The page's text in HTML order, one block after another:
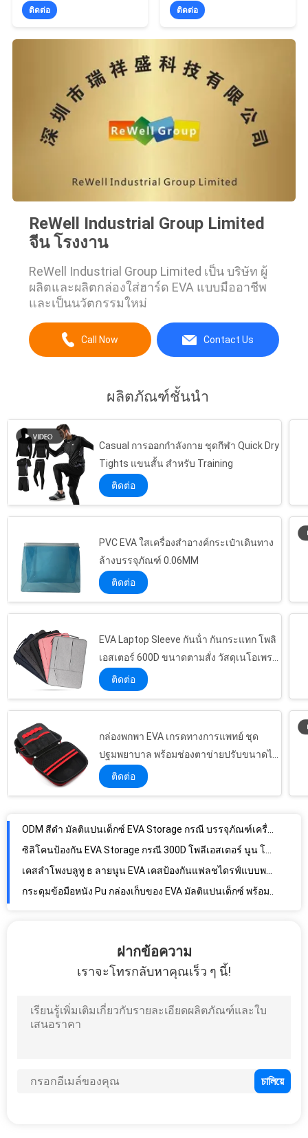
ติดต่อ
หนักเบาและทนทาน
ติดต่อ
ReWell Industrial Group Limited
จีน โรงงาน
ReWell Industrial Group Limited เป็น บริษัท ผู้
ผลิตและผลิตกล่องใส่ฮาร์ด EVA แบบมืออาชีพ
และเป็นนวัตกรรมใหม่
Call Now Contact Us
ผลิตภัณฑ์ชั้นนำ
Casual การออกกำลังกาย ชุดกีฬา Quick Dry
Tights แขนสั้น สำหรับ Training
ติดต่อ
PVC EVA ใสเครื่องสำอางค์กระเป๋าเดินทาง
ล้างบรรจุภัณฑ์ 0.06MM
ติดต่อ
EVA Laptop Sleeve กันน้ํา กันกระแทก โพลิ
เอสเตอร์ 600D ขนาดตามสั่ง วัสดุเนโอเพรน
พร้อมกระเป๋าซิปสําหรับ MacBook Air 13 นิ้ว
ติดต่อ
กล่องพกพา EVA เกรดทางการแพทย์ ชุด
ปฐมพยาบาล พร้อมช่องตาข่ายปรับขนาดได้
และสายรัดยางยืดสำหรับจัดระเบียบ
ติดต่อ
เคสลำโพงบลูทู ธ ลายนูน EVA เคสป้องกันแฟลชไดรฟ์แบบพกพา
OEM กันน้ำ Zipper EVA หูฟังเคส 1680D โพลีเอสเตอร์กันกลิ่น
เคสกล้อง EVA ลายนูนสีขาวป้องกันซิปโพลีเอสเตอร์ 600D
ผ้าจับพลาสติก EVA อิเล็กทรอนิกส์ กรณี 300D โพลีเอสเตอร์ Molded โฟม
ฝากข้อความ
เราจะโทรกลับหาคุณเร็ว ๆ นี้!